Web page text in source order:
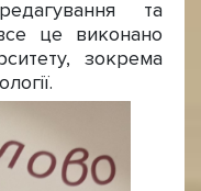
та
це виконано
зокрема